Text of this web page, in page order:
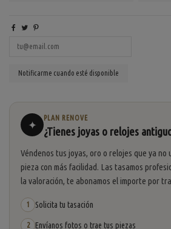
✦
PLAN RENOVE
¿Tienes joyas o relojes
Véndenos tus joyas, oro o relojes que ya no
pieza con más facilidad. Las tasamos
la valoración, te abonamos el importe por
1 Solicita tu tasación
2 Envíanos fotos o trae tus piezas